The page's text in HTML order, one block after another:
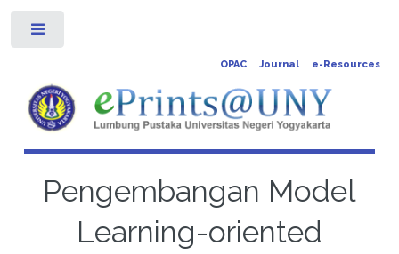
OPAC Journal e-Resources
Pengembangan Model
Learning-oriented